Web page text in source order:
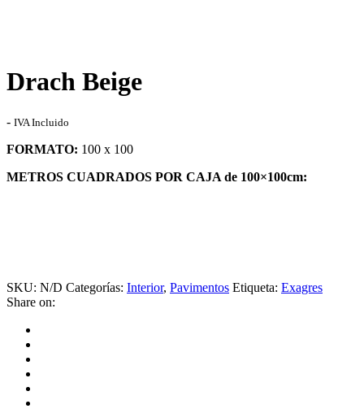
Drach Beige
- Rango
precios:
31,30€
IVA Incluido
FORMATO: 100 x 100
METROS CUADRADOS POR CAJA de 100×100cm:
SKU: N/D Categorías: Interior, Pavimentos Etiqueta: Exagres
Share on: